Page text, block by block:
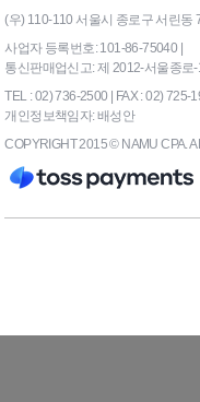
(우) 110-110 서울시 종로구 서린동
사업자 등록번호: 101-86-75040 |
통신판매업신고: 제 2012-서울종로
TEL : 02) 736-2500 | FAX : 02) 725-
개인정보책임자: 배성안
COPYRIGHT 2015 © NAMU CPA.